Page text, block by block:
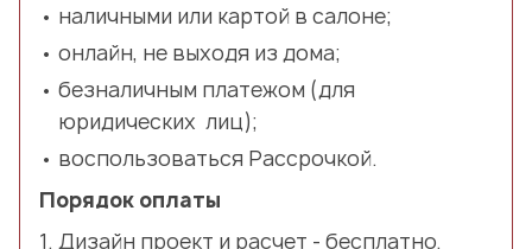
наличными или картой в салоне;
онлайн, не выходя из дома;
безналичным платежом (для
юридических лиц);
воспользоваться Рассрочкой.
Порядок оплаты
Дизайн проект и расчет - бесплатно.